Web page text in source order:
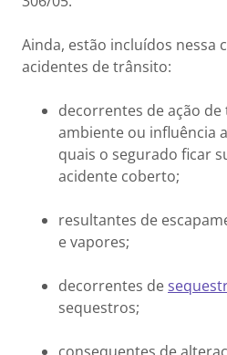
Ainda, estão incluídos nessa
acidentes de trânsito:
decorrentes de ação
ambiente ou influência
quais o segurado ficar
acidente coberto;
resultantes de
e vapores;
decorrentes de
sequestros;